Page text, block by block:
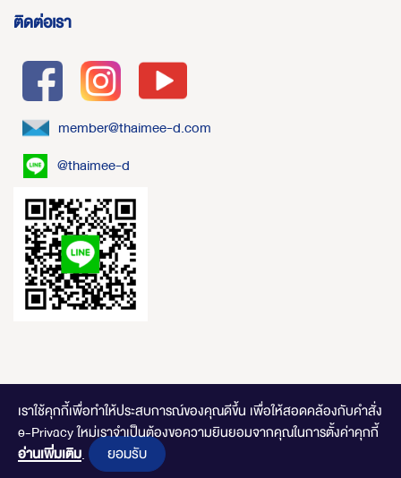
เราใช้คุกกี้เพื่อทำให้ประสบการณ์ของคุณดีขึ้น เพื่อให้สอดคล้องกับคำสั่ง
e-Privacy ใหม่เราจำเป็นต้องขอความยินยอมจากคุณในการตั้งค่าคุกกี้
อ่านเพิ่มเติม. ยอมรับ
ติดต่อเรา
member@thaimee-d.com
@thaimee-d
ไทยมีดี.com © 2020 Online Store. All Rights Reserved. DESIGNED BYCLICK